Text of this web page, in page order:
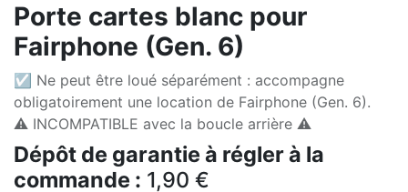
Porte cartes blanc pour
Fairphone (Gen. 6)
☑ Ne peut être loué séparément : accompagne
obligatoirement une location de Fairphone (Gen. 6).
⚠️ INCOMPATIBLE avec la boucle arrière ⚠️
Dépôt de garantie à régler à la
commande : 1,90 €